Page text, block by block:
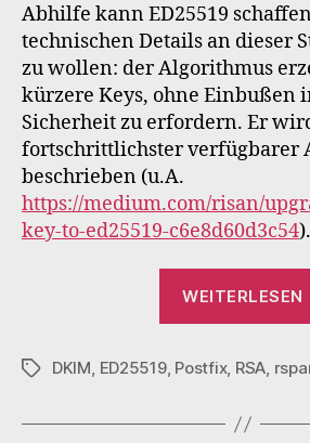
Abhilfe kann ED25519
technischen Details an dieser
zu wollen: der Algorithmus
kürzere Keys, ohne Einbußen
Sicherheit zu erfordern. Er
fortschrittlichster verfügbarer
beschrieben (u.A.
https://medium.com/risan/
key-to-ed25519-c6e8d60d3c54).
WEITERLESEN
Schlagwörter
DKIM, ED25519, Postfix, RSA,